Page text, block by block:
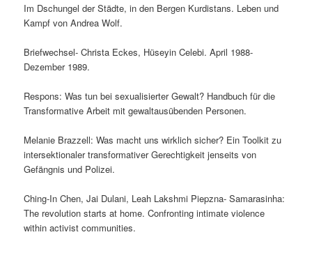
Im Dschungel der Städte, in den Bergen Kurdistans. Leben und
Kampf von Andrea Wolf.
Briefwechsel- Christa Eckes, Hüseyin Celebi. April 1988-
Dezember 1989.
Respons: Was tun bei sexualisierter Gewalt? Handbuch für die
Transformative Arbeit mit gewaltausübenden Personen.
Melanie Brazzell: Was macht uns wirklich sicher? Ein Toolkit zu
intersektionaler transformativer Gerechtigkeit jenseits von
Gefängnis und Polizei.
Ching-In Chen, Jai Dulani, Leah Lakshmi Piepzna- Samarasinha:
The revolution starts at home. Confronting intimate violence
within activist communities.